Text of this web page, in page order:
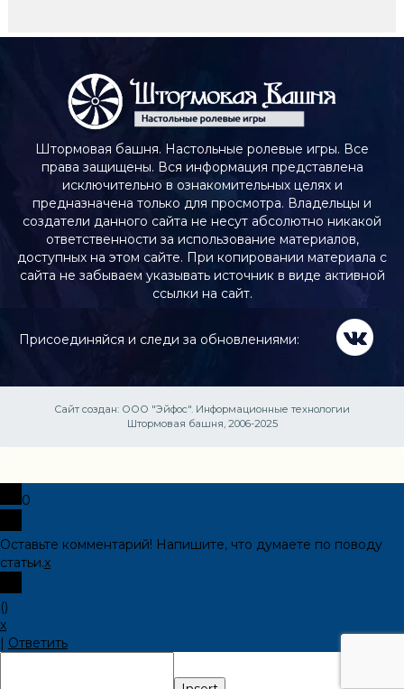
Штормовая башня. Настольные ролевые игры. Все
права защищены. Вся информация представлена
исключительно в ознакомительных целях и
предназначена только для просмотра. Владельцы и
создатели данного сайта не несут абсолютно никакой
ответственности за использование материалов,
доступных на этом сайте. При копировании материала с
сайта не забываем указывать источник в виде активной
ссылки на сайт.
Присоединяйся и следи за обновлениями:
Сайт создан: ООО "Эйфос". Информационные технологии
Штормовая башня, 2006-2025
0
Оставьте комментарий! Напишите, что думаете по поводу
статьи.x
()
x
Ответить